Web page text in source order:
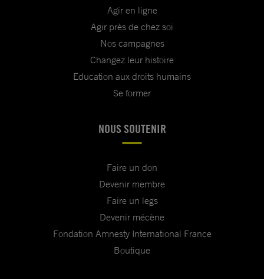
Agir en ligne
Agir près de chez soi
Nos campagnes
Changez leur histoire
Education aux droits humains
Se former
NOUS SOUTENIR
Faire un don
Devenir membre
Faire un legs
Devenir mécène
Fondation Amnesty International France
Boutique